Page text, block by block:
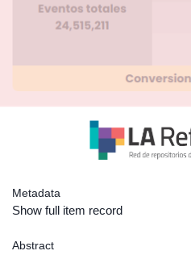
Metadata
Show full item record
Abstract